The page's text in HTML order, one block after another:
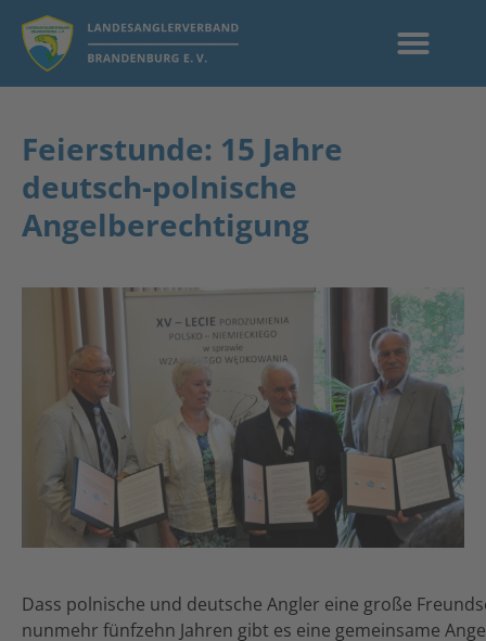
Feierstunde: 15 Jahre
deutsch-polnische
Angelberechtigung
Dass polnische und deutsche Angler eine große
nunmehr fünfzehn Jahren gibt es eine gemeinsame